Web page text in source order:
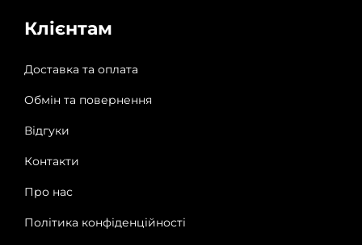
Клієнтам
Доставка та оплата
Обмін та повернення
Відгуки
Контакти
Про нас
Політика конфіденційності